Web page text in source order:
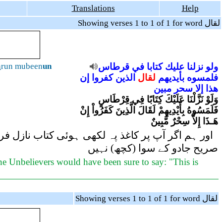
Translations
Help
Showing verses 1 to 1 of 1 for word لقال
run mubeenun ولو نزلنا عليك كتابا في قرطاس
فلمسوه بأيديهم لقال الذين كفروا
إن
هذا
إلا سحر مبين
وَلَوْ نَزَّلْنَا عَلَيْكَ كِتَابًا فِي قِرْطَاسٍ
فَلَمَسُوهُ بِأَيْدِيهِمْ لَقَالَ الَّذِينَ كَفَرُواْ إِنْ
هَـذَا إِلاَّ سِحْرٌ مُّبِينٌ
اور ہم اگر آپ پر کاغذ پہ لکھی ہوئی کتاب نازل
صریح جادو کے سوا (کچھ) نہیں
Unbelievers would have been sure to say: "This is
Showing verses 1 to 1 of 1 for word لقال